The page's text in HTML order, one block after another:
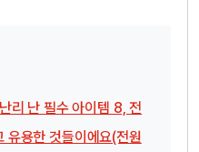
리 난 필수 아이템 8, 전
유용한 것들이에요(전원